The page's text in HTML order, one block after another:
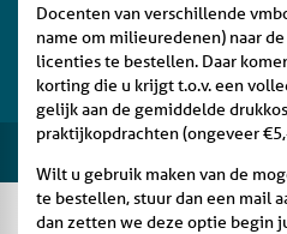
Docenten van verschillende
name om milieuredenen) naar
licenties te bestellen. Daar
korting die u krijgt t.o.v. een
gelijk aan de gemiddelde
praktijkopdrachten (ongeveer
Wilt u gebruik maken van de
te bestellen, stuur dan een mail
dan zetten we deze optie begin